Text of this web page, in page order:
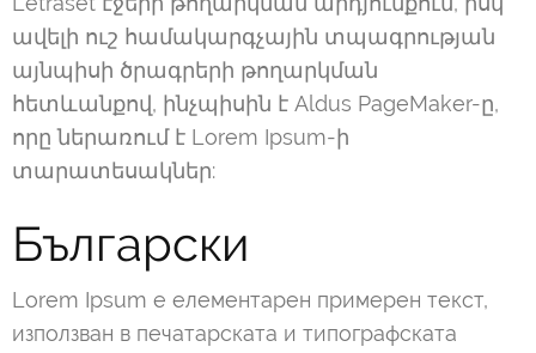
ավելի ուշ համակարգչային տպագրության
այնպիսի ծրագրերի թողարկման
հետևանքով, ինչպիսին է Aldus PageMaker-ը,
որը ներառում է Lorem Ipsum-ի
տարատեսակներ:
Български
Lorem Ipsum е елементарен примерен текст,
използван в печатарската и типографската